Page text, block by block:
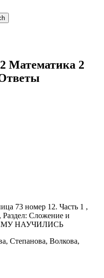
Математика 2
73 номер 12. Часть 1 ,
Сложение и
НАУЧИЛИСЬ
Степанова, Волкова,